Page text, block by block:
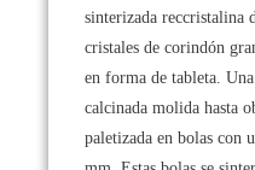
sinterizada reccristalina
cristales de corindón
en forma de tableta.
calcinada molida hasta
paletizada en bolas con